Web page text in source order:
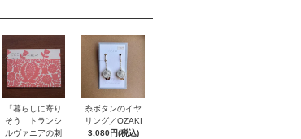
「暮らしに寄り
そう トランシ
ルヴァニアの刺
糸ボタンのイヤ
リング／OZAKI
3,080円(税込)